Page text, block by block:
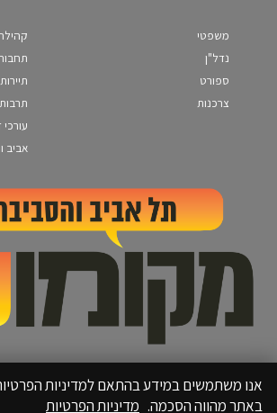
משפטי
נדל"ן
ספורט
צרכנות
אביב
אנו משתמשים במידע בהתאם למדיניות
באתר מהווה הסכמה. מדיניות הפרטיות